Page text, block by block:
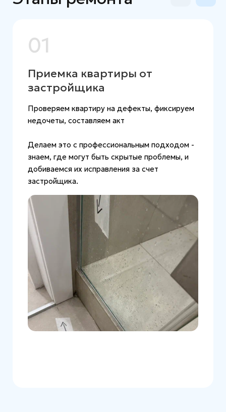
01
Приемка квартиры от
застройщика
Проверяем квартиру на дефекты, фиксируем
недочеты, составляем акт
Делаем это с профессиональным подходом -
знаем, где могут быть скрытые проблемы, и
добиваемся их исправления за счет
застройщика.